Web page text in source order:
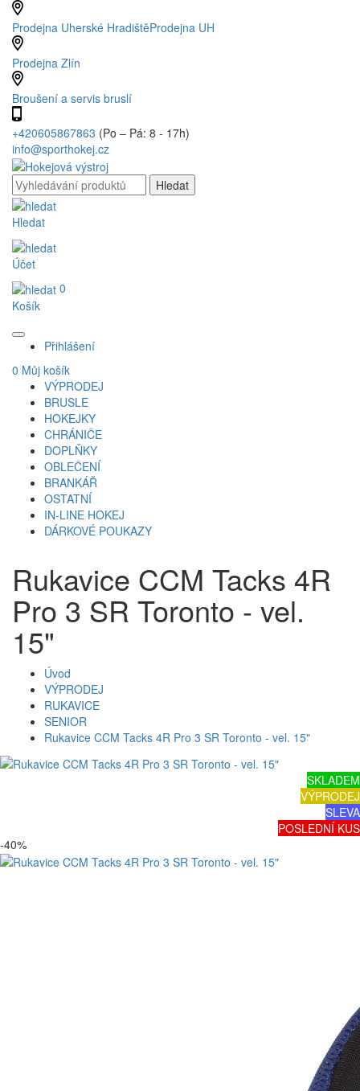
Prodejna Uherské HradištěProdejna UH
Prodejna Zlín
Broušení a servis bruslí
+420605867863 (Po – Pá: 8 - 17h)
info@sporthokej.cz
Hledat
Účet
0
Košík
Přihlášení
0 Můj košík
VÝPRODEJ
BRUSLE
HOKEJKY
CHRÁNIČE
DOPLŇKY
OBLEČENÍ
BRANKÁŘ
OSTATNÍ
IN-LINE HOKEJ
DÁRKOVÉ POUKAZY
Rukavice CCM Tacks 4R
Pro 3 SR Toronto - vel.
15"
Úvod
VÝPRODEJ
RUKAVICE
SENIOR
Rukavice CCM Tacks 4R Pro 3 SR Toronto - vel. 15"
SKLADEM
VÝPRODEJ
SLEVA
POSLEDNÍ KUS
-40%